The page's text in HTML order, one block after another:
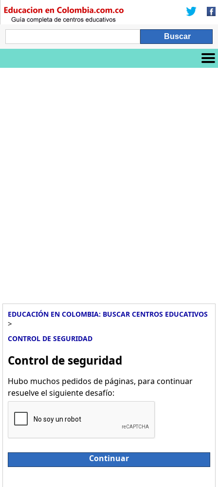
EDUCACIÓN EN COLOMBIA: BUSCAR CENTROS EDUCATIVOS
>
CONTROL DE SEGURIDAD
Control de seguridad
Hubo muchos pedidos de páginas, para continuar
resuelve el siguiente desafío:
Continuar